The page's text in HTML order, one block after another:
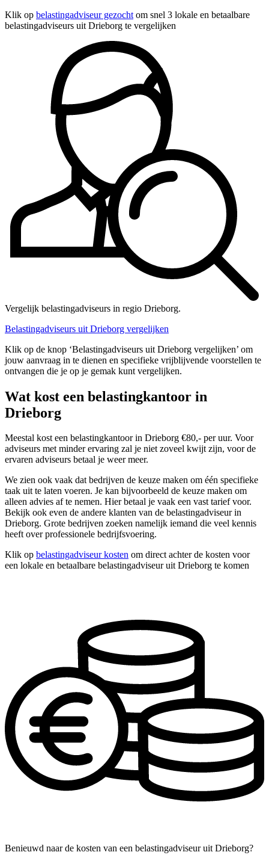
Klik op belastingadviseur gezocht om snel 3 lokale en betaalbare
belastingadviseurs uit Drieborg te vergelijken
Vergelijk belastingadviseurs in regio Drieborg.
Belastingadviseurs uit Drieborg vergelijken
Klik op de knop ‘Belastingadviseurs uit Drieborg vergelijken’ om
jouw aanvraag in te dienen en specifieke vrijblijvende voorstellen te
ontvangen die je op je gemak kunt vergelijken.
Wat kost een belastingkantoor in
Drieborg
Meestal kost een belastingkantoor in Drieborg €80,- per uur. Voor
adviseurs met minder ervaring zal je niet zoveel kwijt zijn, voor de
ervaren adviseurs betaal je weer meer.
We zien ook vaak dat bedrijven de keuze maken om één specifieke
taak uit te laten voeren. Je kan bijvoorbeeld de keuze maken om
alleen advies af te nemen. Hier betaal je vaak een vast tarief voor.
Bekijk ook even de andere klanten van de belastingadviseur in
Drieborg. Grote bedrijven zoeken namelijk iemand die veel kennis
heeft over professionele bedrijfsvoering.
Klik op belastingadviseur kosten om direct achter de kosten voor
een lokale en betaalbare belastingadviseur uit Drieborg te komen
Benieuwd naar de kosten van een belastingadviseur uit Drieborg?